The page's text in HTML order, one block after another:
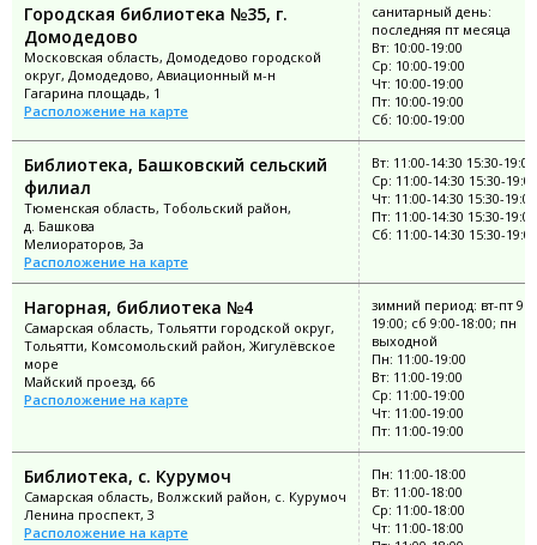
Городская библиотека №35, г.
Домодедово
Московская область, Домодедово городской
округ, Домодедово, Авиационный м-н
Гагарина площадь, 1
Расположение на карте
санитарный день:
последняя пт месяца
Вт: 10:00-19:00
Ср: 10:00-19:00
Чт: 10:00-19:00
Пт: 10:00-19:00
Сб: 10:00-19:00
Библиотека, Башковский сельский
филиал
Тюменская область, Тобольский район,
д. Башкова
Мелиораторов, 3а
Расположение на карте
Вт: 11:00-14:30 15:30-19:00
Ср: 11:00-14:30 15:30-19:00
Чт: 11:00-14:30 15:30-19:00
Пт: 11:00-14:30 15:30-19:00
Сб: 11:00-14:30 15:30-19:00
Нагорная, библиотека №4
Самарская область, Тольятти городской округ,
Тольятти, Комсомольский район, Жигулёвское
море
Майский проезд, 66
Расположение на карте
зимний период: вт-пт
19:00; сб 9:00-18:00; пн
выходной
Пн: 11:00-19:00
Вт: 11:00-19:00
Ср: 11:00-19:00
Чт: 11:00-19:00
Пт: 11:00-19:00
Библиотека, с. Курумоч
Самарская область, Волжский район, с. Курумоч
Ленина проспект, 3
Расположение на карте
Пн: 11:00-18:00
Вт: 11:00-18:00
Ср: 11:00-18:00
Чт: 11:00-18:00